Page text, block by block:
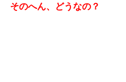
そのへん、どうなの？